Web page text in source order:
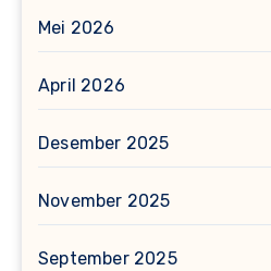
Mei 2026
April 2026
Desember 2025
November 2025
September 2025